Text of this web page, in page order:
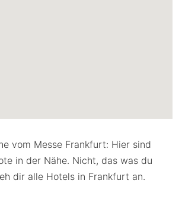
vom Messe Frankfurt: Hier sind
in der Nähe. Nicht, das was du
dir alle Hotels in Frankfurt an.